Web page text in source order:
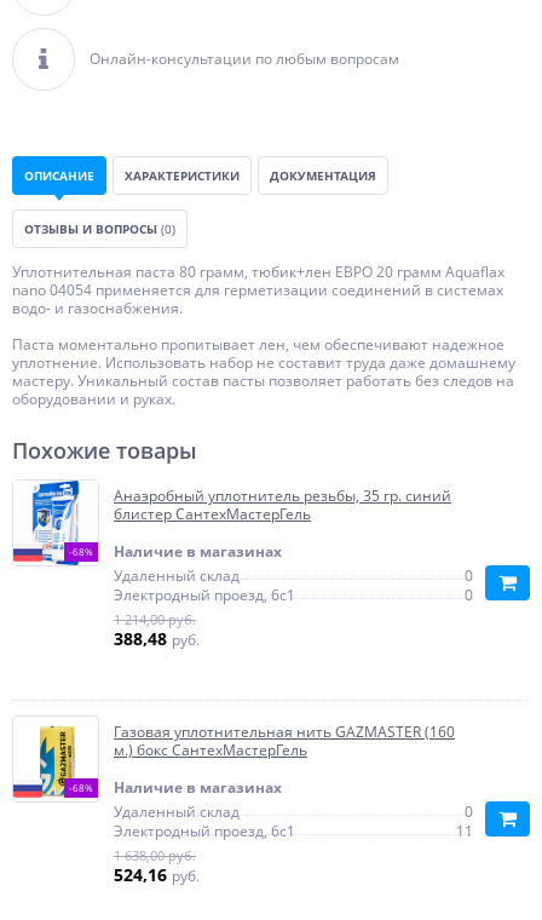
Онлайн-консультации по любым вопросам
ОПИСАНИЕ ХАРАКТЕРИСТИКИ ДОКУМЕНТАЦИЯ
ОТЗЫВЫ И ВОПРОСЫ (0)
Уплотнительная паста 80 грамм, тюбик+лен ЕВРО 20 грамм Aquaflax
nano 04054 применяется для герметизации соединений в системах
водо- и газоснабжения.
Паста моментально пропитывает лен, чем обеспечивают надежное
уплотнение. Использовать набор не составит труда даже домашнему
мастеру. Уникальный состав пасты позволяет работать без следов на
оборудовании и руках.
Похожие товары
-68%
Анаэробный уплотнитель резьбы, 35 гр. синий
блистер СантехМастерГель
Наличие в магазинах
Удаленный склад
0
Электродный проезд, 6с1
0
1 214,00 руб.
388,48 руб.
-68%
Газовая уплотнительная нить GAZMASTER (160
м.) бокс СантехМастерГель
Наличие в магазинах
Удаленный склад
0
Электродный проезд, 6с1
11
1 638,00 руб.
524,16 руб.